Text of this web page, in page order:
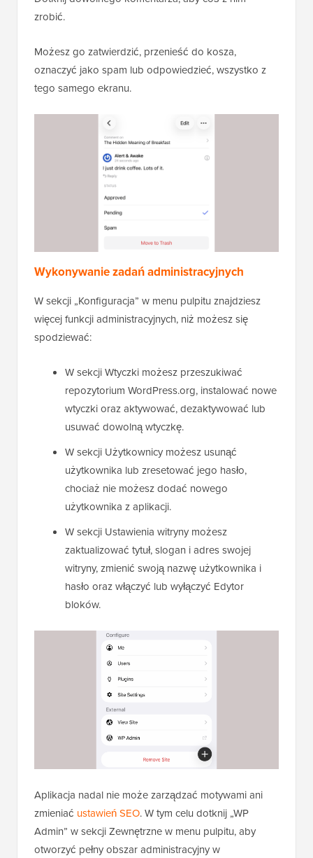
zrobić.
Możesz go zatwierdzić, przenieść do kosza,
oznaczyć jako spam lub odpowiedzieć, wszystko z
tego samego ekranu.
Wykonywanie zadań administracyjnych
W sekcji „Konfiguracja” w menu pulpitu znajdziesz
więcej funkcji administracyjnych, niż możesz się
spodziewać:
W sekcji Wtyczki możesz przeszukiwać
repozytorium WordPress.org, instalować nowe
wtyczki oraz aktywować, dezaktywować lub
usuwać dowolną wtyczkę.
W sekcji Użytkownicy możesz usunąć
użytkownika lub zresetować jego hasło,
chociaż nie możesz dodać nowego
użytkownika z aplikacji.
W sekcji Ustawienia witryny możesz
zaktualizować tytuł, slogan i adres swojej
witryny, zmienić swoją nazwę użytkownika i
hasło oraz włączyć lub wyłączyć Edytor
bloków.
Aplikacja nadal nie może zarządzać motywami ani
zmieniać ustawień SEO. W tym celu dotknij „WP
Admin” w sekcji Zewnętrzne w menu pulpitu, aby
otworzyć pełny obszar administracyjny w